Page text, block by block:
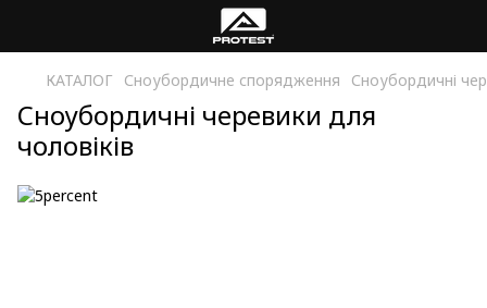
КАТАЛОГ Сноубордичне спорядження Сноубордичні
Сноубордичні черевики для
чоловіків